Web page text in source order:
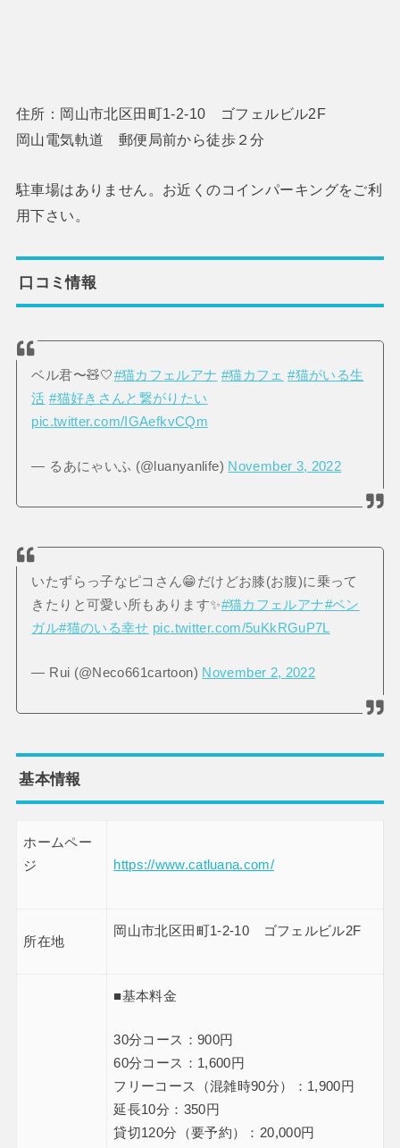
住所：岡山市北区田町1-2-10 ゴフェルビル2F
岡山電気軌道 郵便局前から徒歩２分
駐車場はありません。お近くのコインパーキングをご利
用下さい。
口コミ情報
ベル君〜🧸🤍#猫カフェルアナ #猫カフェ #猫がいる生
活 #猫好きさんと繋がりたい
pic.twitter.com/IGAefkvCQm
— るあにゃいふ (@luanyanlife) November 3, 2022
いたずらっ子なピコさん😁だけどお膝(お腹)に乗って
きたりと可愛い所もあります✨#猫カフェルアナ#ベン
ガル#猫のいる幸せ pic.twitter.com/5uKkRGuP7L
— Rui (@Neco661cartoon) November 2, 2022
基本情報
ホームペー
ジ
https://www.catluana.com/
所在地
岡山市北区田町1-2-10 ゴフェルビル2F
■基本料金
30分コース：900円
60分コース：1,600円
フリーコース（混雑時90分）：1,900円
延長10分：350円
貸切120分（要予約）：20,000円